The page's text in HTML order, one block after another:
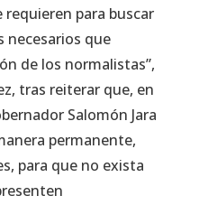
para buscar
necesarios que
de los normalistas”,
tras reiterar que, en
Salomón Jara
permanente,
para que no exista